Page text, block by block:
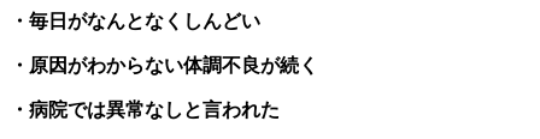
・毎日がなんとなくしんどい
・原因がわからない体調不良が続く
・病院では異常なしと言われた